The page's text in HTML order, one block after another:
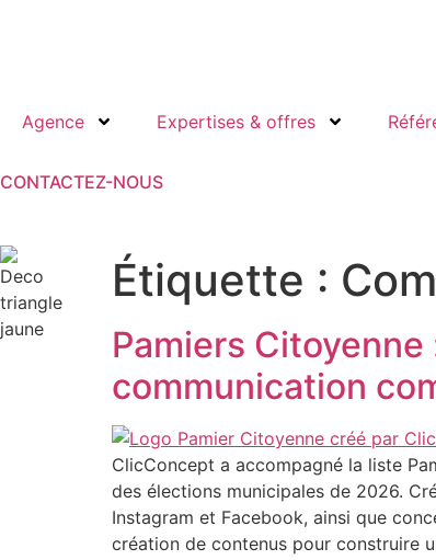
Agence Expertises & offres
CONTACTEZ-NOUS
Étiquette :
Pamiers
communication
ClicConcept a accompagné la liste
des élections municipales de 2026.
Instagram et Facebook, ainsi que
création de contenus pour construire